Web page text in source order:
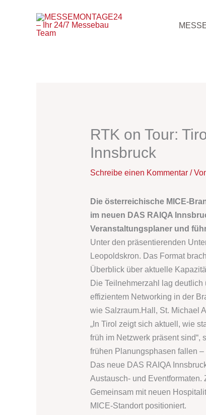
RTK on Tour:
Innsbruck
Schreibe einen Kommentar /
Die österreichische MICE-
im neuen DAS RAIQA
Veranstaltungsplaner und
Unter den präsentierenden
Leopoldskron. Das Format
Überblick über aktuelle
Die Teilnehmerzahl lag
effizientem Networking in der
wie Salzraum.Hall , St. Michael
„In Tirol zeigt sich aktuell, wie
früh im Netzwerk präsent sind“,
frühen Planungsphasen fallen
Das neue DAS RAIQA
Austausch- und
Gemeinsam mit neuen
MICE-Standort positioniert.